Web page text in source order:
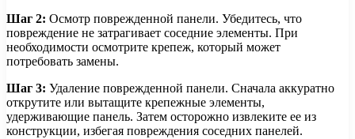
Шаг 2: Осмотр поврежденной панели. Убедитесь, что
повреждение не затрагивает соседние элементы. При
необходимости осмотрите крепеж, который может
потребовать замены.
Шаг 3: Удаление поврежденной панели. Сначала аккуратно
открутите или вытащите крепежные элементы,
удерживающие панель. Затем осторожно извлеките ее из
конструкции, избегая повреждения соседних панелей.